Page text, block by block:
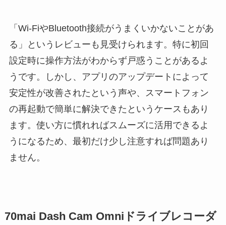
「Wi-FiやBluetooth接続がうまくいかないことがあ
る」というレビューも見受けられます。特に初回
設定時に操作方法がわからず戸惑うことがあるよ
うです。しかし、アプリのアップデートによって
安定性が改善されたという声や、スマートフォン
の再起動で簡単に解決できたというケースもあり
ます。使い方に慣れればスムーズに活用できるよ
うになるため、最初だけ少し注意すれば問題あり
ません。
70mai Dash Cam Omniドライブレコーダ